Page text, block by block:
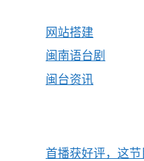
网站搭建
闽南语台剧
闽台资讯
首播获好评，这